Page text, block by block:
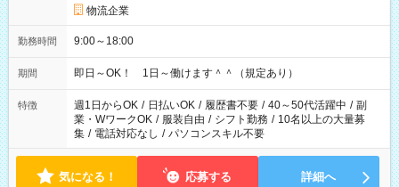
物流企業
勤務時間 9:00～18:00
期間 即日～OK！ 1日～働けます＾＾（規定あり）
特徴 週1日からOK / 日払いOK / 履歴書不要 / 40～50代活躍中 / 副
業・WワークOK / 服装自由 / シフト勤務 / 10名以上の大量募
集 / 電話対応なし / パソコンスキル不要
気になる！ 応募する 詳細へ